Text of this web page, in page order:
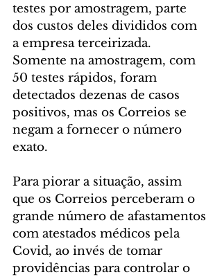
testes por amostragem, parte
dos custos deles divididos com
a empresa terceirizada.
Somente na amostragem, com
50 testes rápidos, foram
detectados dezenas de casos
positivos, mas os Correios se
negam a fornecer o número
exato.
Para piorar a situação, assim
que os Correios perceberam o
grande número de afastamentos
com atestados médicos pela
Covid, ao invés de tomar
providências para controlar o